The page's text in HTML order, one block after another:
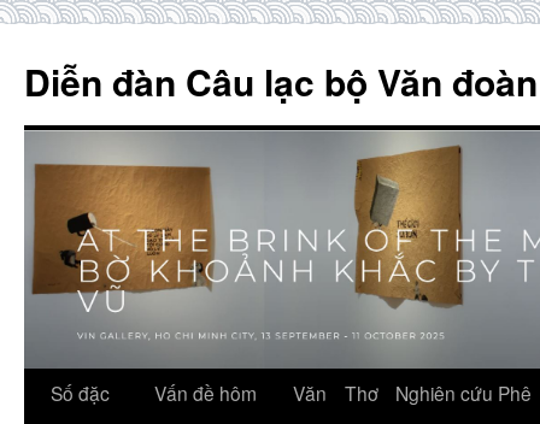
content
Diễn đàn Câu lạc bộ Văn
Số đặc
Vấn đề hôm
Văn Thơ
Nghiên cứu Phê